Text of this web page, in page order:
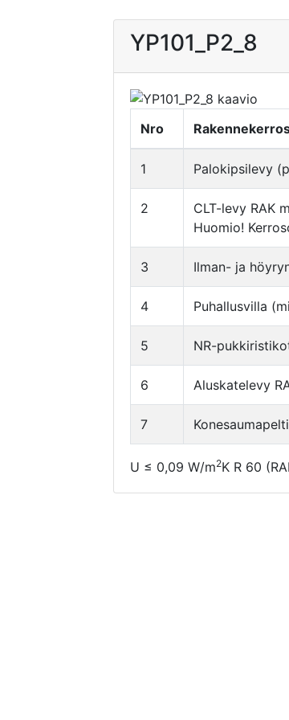
YP101_P2_8
Nro
1 Palokipsilevy
2
CLT-levy RAK
Huomio!
3 Ilman- ja
4 Puhallusvilla
5 NR-
6 Aluskatelevy
7
U ≤ 0,09 W/m2K R 60